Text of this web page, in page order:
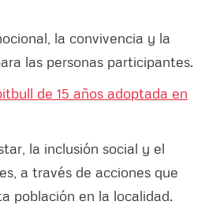
la convivencia y la
las personas participantes.
de 15 años adoptada en
la inclusión social y el
a través de acciones que
población en la localidad.